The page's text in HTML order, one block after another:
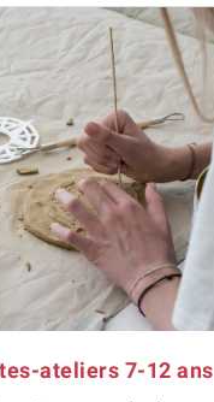
ateliers 7-12 ans